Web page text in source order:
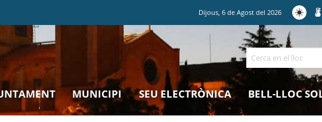
Dijous,6 deAgost del2026
Cerca
MUNICIPI SEU ELECTRÒNICA BELL-LLOC